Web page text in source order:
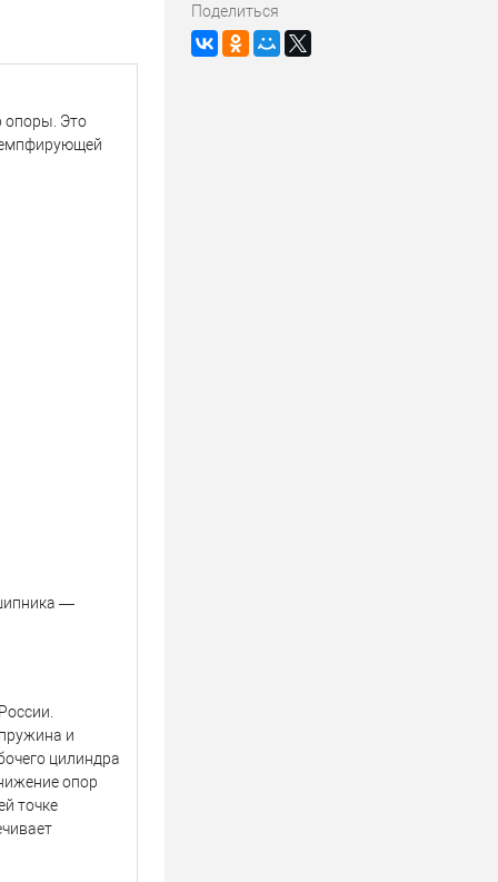
опоры. Это
—
и
цилиндра
опор
точке
Поделиться